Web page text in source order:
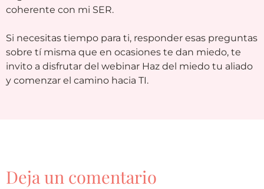
coherente con mi SER.
Si necesitas tiempo para ti, responder esas preguntas
sobre tí misma que en ocasiones te dan miedo, te
invito a disfrutar del webinar Haz del miedo tu aliado
y comenzar el camino hacia TI.
Deja un comentario